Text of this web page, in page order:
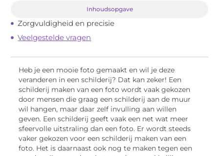
Inhoudsopgave
Zorgvuldigheid en precisie
Veelgestelde vragen
Heb je een mooie foto gemaakt en wil je deze
veranderen in een schilderij? Dat kan zeker! Een
schilderij maken van een foto wordt vaak gekozen
door mensen die graag een schilderij aan de muur
wil hangen, maar daar zelf invulling aan willen
geven. Een schilderij geeft vaak een net wat meer
sfeervolle uitstraling dan een foto. Er wordt steeds
vaker gekozen voor een schilderij maken van een
foto. Het is daarnaast ook nog te maken tegen een